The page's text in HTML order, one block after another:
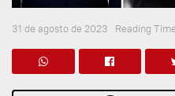
31 de agosto de 2023 Reading